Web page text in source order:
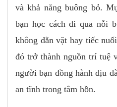
và khả năng buông bỏ.
bạn học cách đi qua nỗi
không dằn vặt hay tiếc
đó trở thành nguồn trí tuệ
người bạn đồng hành dịu
an tĩnh trong tâm hồn.